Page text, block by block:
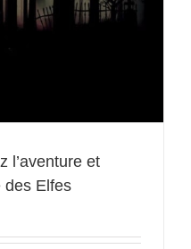
l’aventure et
des Elfes